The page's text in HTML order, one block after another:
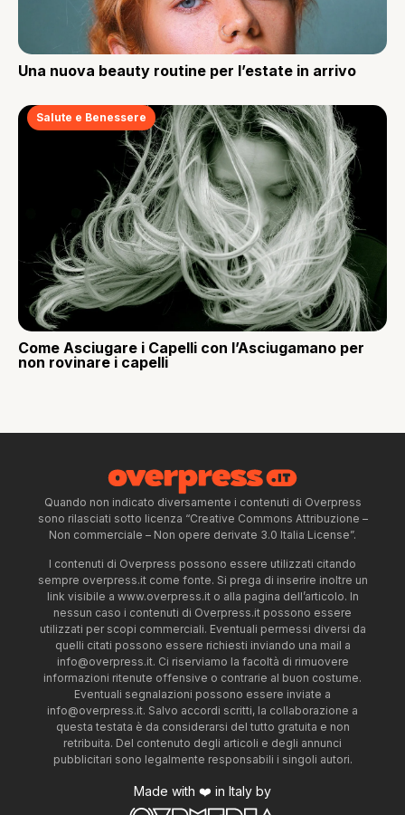
Una nuova beauty routine per l’estate in arrivo
Salute e Benessere
Come Asciugare i Capelli con l’Asciugamano per
non rovinare i capelli
Quando non indicato diversamente i contenuti di Overpress
sono rilasciati sotto licenza “Creative Commons Attribuzione –
Non commerciale – Non opere derivate 3.0 Italia License”.
I contenuti di Overpress possono essere utilizzati citando
sempre overpress.it come fonte. Si prega di inserire inoltre un
link visibile a www.overpress.it o alla pagina dell’articolo. In
nessun caso i contenuti di Overpress.it possono essere
utilizzati per scopi commerciali. Eventuali permessi diversi da
quelli citati possono essere richiesti inviando una mail a
info@overpress.it. Ci riserviamo la facoltà di rimuovere
informazioni ritenute offensive o contrarie al buon costume.
Eventuali segnalazioni possono essere inviate a
info@overpress.it. Salvo accordi scritti, la collaborazione a
questa testata è da considerarsi del tutto gratuita e non
retribuita. Del contenuto degli articoli e degli annunci
pubblicitari sono legalmente responsabili i singoli autori.
Made with ❤️ in Italy by